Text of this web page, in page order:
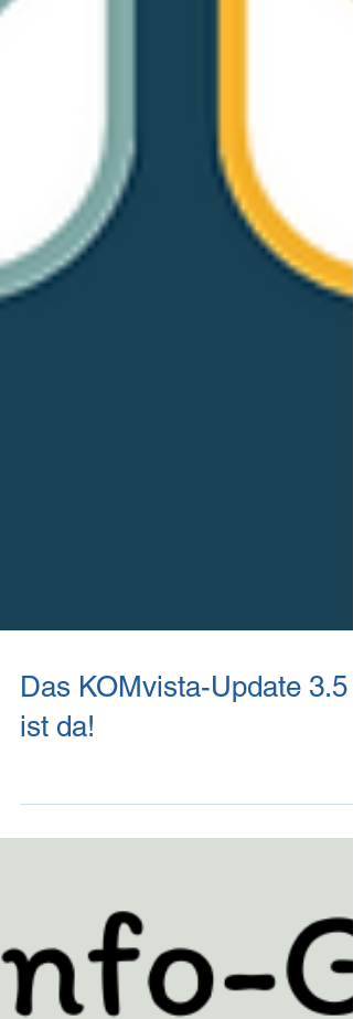
ist da!